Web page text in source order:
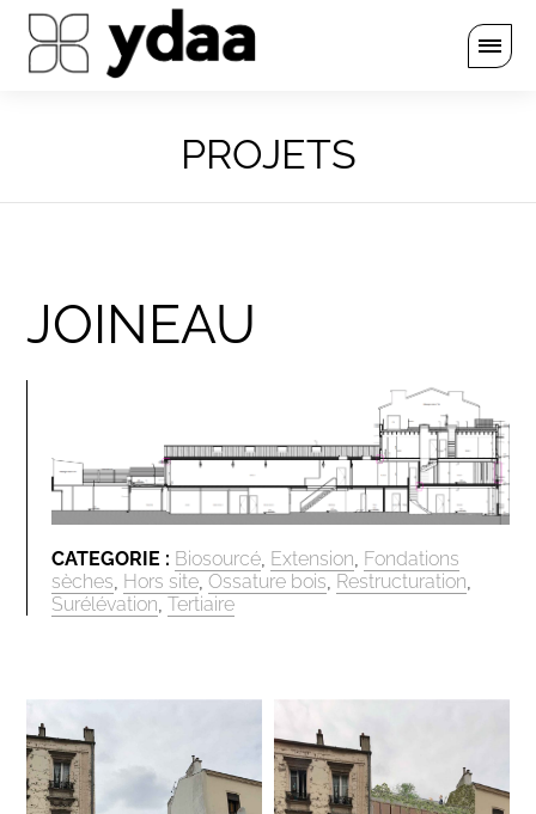
PROJETS
JOINEAU
CATEGORIE : Biosourcé, Extension, Fondations
sèches, Hors site,Ossature bois, Restructuration,
Surélévation,Tertiaire